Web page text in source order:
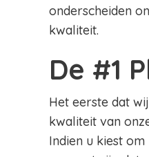
onderscheiden
kwaliteit.
De #1
Het eerste dat
kwaliteit van
Indien u kiest